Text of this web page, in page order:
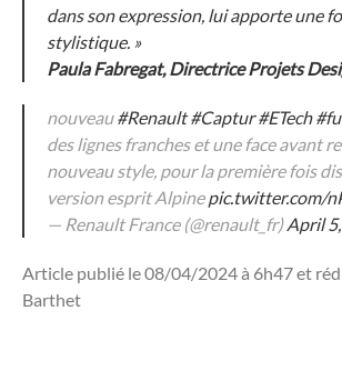
dans son expression, lui apporte une
stylistique. »
Paula Fabregat, Directrice Projets
nouveau#Renault #Captur #ETech
des lignes franches et une face avant
nouveau style, pour la première fois
version esprit Alpinepic.twitter.com/
— Renault France (@renault_fr)April
Article publié le 08/04/2024 à 6h47 et
Barthet